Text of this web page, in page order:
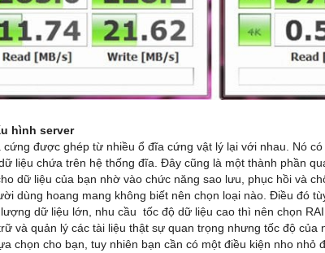
hình server
cứng được ghép từ nhiều ổ đĩa cứng vật lý lại với nhau. Nó
liệu chứa trên hệ thống đĩa. Đây cũng là một thành phần
dữ liệu của bạn nhờ vào chức năng sao lưu, phục hồi và
dùng hoang mang không biết nên chọn loại nào. Điều đó
dữ liệu lớn, nhu cầu tốc độ dữ liệu cao thì nên chọn
và quản lý các tài liệu thật sự quan trọng nhưng tốc độ của
chọn cho bạn, tuy nhiên bạn cần có một điều kiện nho nhỏ